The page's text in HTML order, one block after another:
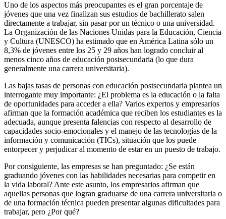
Uno de los aspectos más preocupantes es el gran porcentaje de
jóvenes que una vez finalizan sus estudios de bachillerato salen
directamente a trabajar, sin pasar por un técnico o una universidad.
La Organización de las Naciones Unidas para la Educación, Ciencia
y Cultura (UNESCO) ha estimado que en América Latina sólo un
8,3% de jóvenes entre los 25 y 29 años han logrado concluir al
menos cinco años de educación postsecundaria (lo que dura
generalmente una carrera universitaria).
Las bajas tasas de personas con educación postsecundaria plantea un
interrogante muy importante: ¿El problema es la educación o la falta
de oportunidades para acceder a ella? Varios expertos y empresarios
afirman que la formación académica que reciben los estudiantes es la
adecuada, aunque presenta falencias con respecto al desarrollo de
capacidades socio-emocionales y el manejo de las tecnologías de la
información y comunicación (TICs), situación que los puede
entorpecer y perjudicar al momento de estar en un puesto de trabajo.
Por consiguiente, las empresas se han preguntado: ¿Se están
graduando jóvenes con las habilidades necesarias para competir en
la vida laboral? Ante este asunto, los empresarios afirman que
aquellas personas que logran graduarse de una carrera universitaria o
de una formación técnica pueden presentar algunas dificultades para
trabajar, pero ¿Por qué?